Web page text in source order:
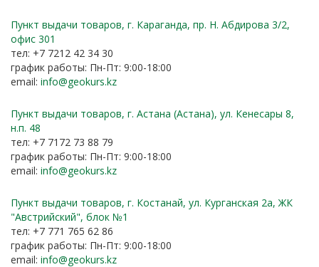
Пункт выдачи товаров, г. Караганда, пр. Н. Абдирова 3/2,
офис 301
тел: +7 7212 42 34 30
график работы: Пн-Пт: 9:00-18:00
email: info@geokurs.kz
Пункт выдачи товаров, г. Астана (Астана), ул. Кенесары 8,
н.п. 48
тел: +7 7172 73 88 79
график работы: Пн-Пт: 9:00-18:00
email: info@geokurs.kz
Пункт выдачи товаров, г. Костанай, ул. Курганская 2а, ЖК
"Австрийский", блок №1
тел: +7 771 765 62 86
график работы: Пн-Пт: 9:00-18:00
email: info@geokurs.kz